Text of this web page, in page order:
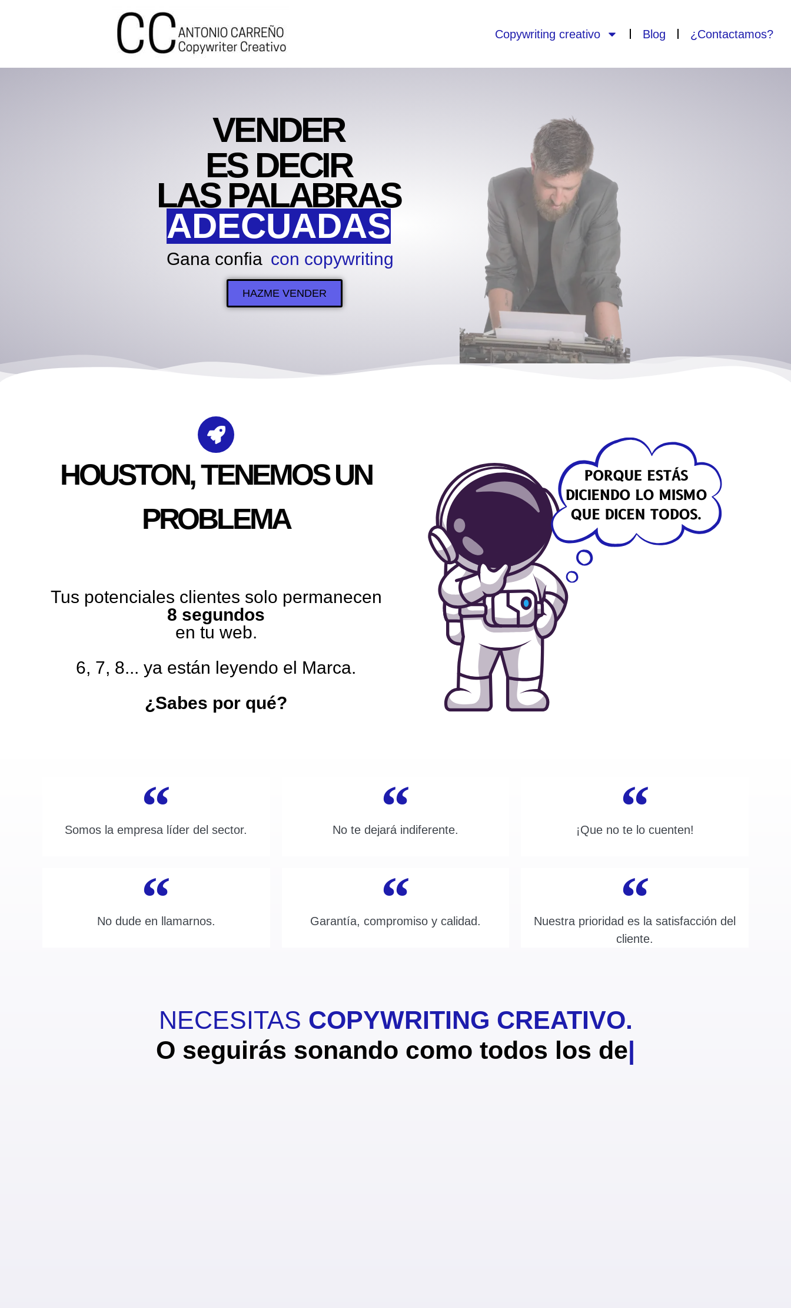
Copywriting creativo Blog ¿Contactamos?
VENDER
ES DECIR
LAS PALABRAS
ADECUADAS
Gana confianza con copywriting
HAZME VENDER
HOUSTON, TENEMOS UN
PROBLEMA
Tus potenciales clientes solo permanecen
8 segundos
en tu web.
6, 7, 8... ya están leyendo el Marca.
¿Sabes por qué?
Somos la empresa líder del sector. No te dejará indiferente. ¡Que no te lo cuenten!
No dude en llamarnos. Garantía, compromiso y calidad.
Nuestra prioridad es la satisfacción del
cliente.
NECESITAS COPYWRITING CREATIVO.
O seguirás sonando como todos los demás.